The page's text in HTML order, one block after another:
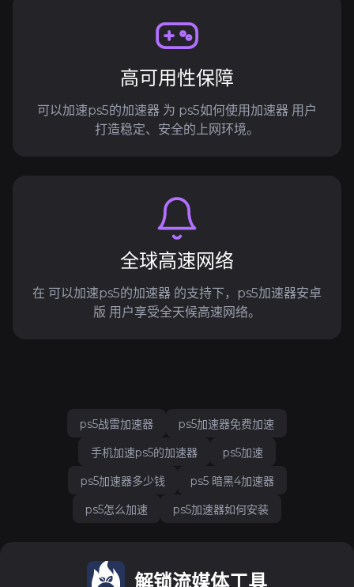
高可用性保障
可以加速ps5的加速器 为 ps5如何使用加速器 用户
打造稳定、安全的上网环境。
全球高速网络
在 可以加速ps5的加速器 的支持下，ps5加速器安卓
版 用户享受全天候高速网络。
ps5战雷加速器
ps5加速器免费加速
手机加速ps5的加速器
ps5加速
ps5加速器多少钱
ps5 暗黑4加速器
ps5怎么加速
ps5加速器如何安装
解锁流媒体工具